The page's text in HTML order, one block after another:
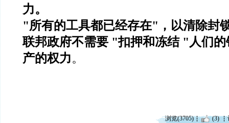
力。
"所有的工具都已经存在" ，以清除封
联邦政府不需要 "扣押和冻结" 人们
产的权力。
浏览(3705) (3)